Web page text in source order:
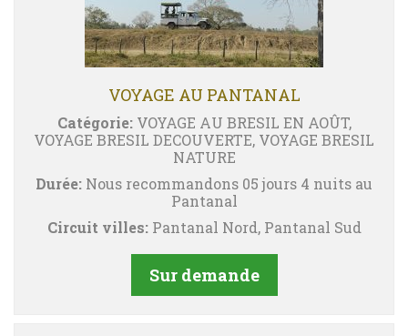
VOYAGE AU PANTANAL
Catégorie:VOYAGE AU BRESIL EN AOÛT,
VOYAGE BRESIL DECOUVERTE, VOYAGE BRESIL
NATURE
Durée: Nous recommandons 05 jours 4 nuits au
Pantanal
Circuit villes:Pantanal Nord, Pantanal Sud
Sur demande